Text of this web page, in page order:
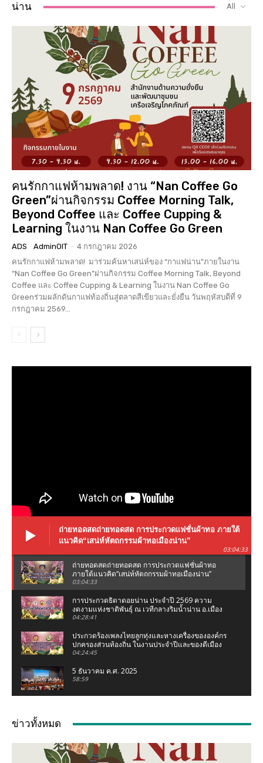
น่าน All
คนรักกาแฟห้ามพลาด! งาน “Nan Coffee Go
Green”ผ่านกิจกรรม Coffee Morning Talk,
Beyond Coffee และ Coffee Cupping &
Learning ในงาน Nan Coffee Go Green
ADS AdminOIT - 4 กรกฎาคม 2026
คนรักกาแฟห้ามพลาด! มาร่วมค้นหาเสน่ห์ของ “กาแฟน่าน”ภายในงาน
“Nan Coffee Go Green”ผ่านกิจกรรม Coffee Morning Talk, Beyond
Coffee และ Coffee Cupping & Learning ในงาน Nan Coffee Go
Greenร่วมผลักดันกาแฟท้องถิ่นสู่ตลาดสีเขียวและยั่งยืน วันพฤหัสบดีที่ 9
กรกฎาคม 2569...
ถ่ายทอดสดถ่ายทอดสด การประกวดแฟชั่นผ้าทอ ภายใต้
แนวคิด“เสน่ห์หัตถกรรมผ้าทอเมืองน่าน”
03:04:33
ถ่ายทอดสดถ่ายทอดสด การประกวดแฟชั่นผ้าทอ
ภายใต้แนวคิด“เสน่ห์หัตถกรรมผ้าทอเมืองน่าน”
03:04:33
การประกวดธิดาดอยน่าน ประจำปี 2569 ความ
งดงามแห่งชาติพันธุ์ ณ เวทีกลางริมน้ำน่าน อ.เมือง
น่าน จ.น่าน
04:28:41
ประกวดร้องเพลงไทยลูกทุ่งและหางเครื่องขององค์กร
ปกครองส่วนท้องถิ่น ในงานประจำปีและของดีเมือง
น่าน 2569
04:24:45
5 ธันวาคม ค.ศ. 2025
58:59
02:07:05
เชอรี่ ส่งกำลังใจน้ำท่วมเหนือ ห่วงคนที่บ้านเกิด
จ.น่าน #เชอรี่ #เชอรี่เข็มอัปสร #น้ำท่วมเหนือ #น่าน
04:11
ข่าวทั้งหมด